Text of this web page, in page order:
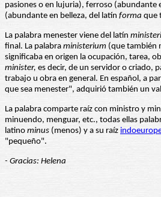
pasiones o en lujuria), ferroso (abundante
(abundante en belleza, del latín forma que
La palabra menester viene del latín
final. La palabra ministerium (que también
significaba en origen la ocupación, tarea,
minister, es decir, de un servidor o criado,
trabajo u obra en general. En español, a
que sea menester", adquirió también un
La palabra comparte raíz con ministro y
minuendo, menguar, etc., todas ellas
latino minus (menos) y a su raíz
"pequeño".
- Gracias: Helena